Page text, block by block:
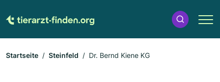
Startseite Steinfeld Dr. Bernd Kiene KG